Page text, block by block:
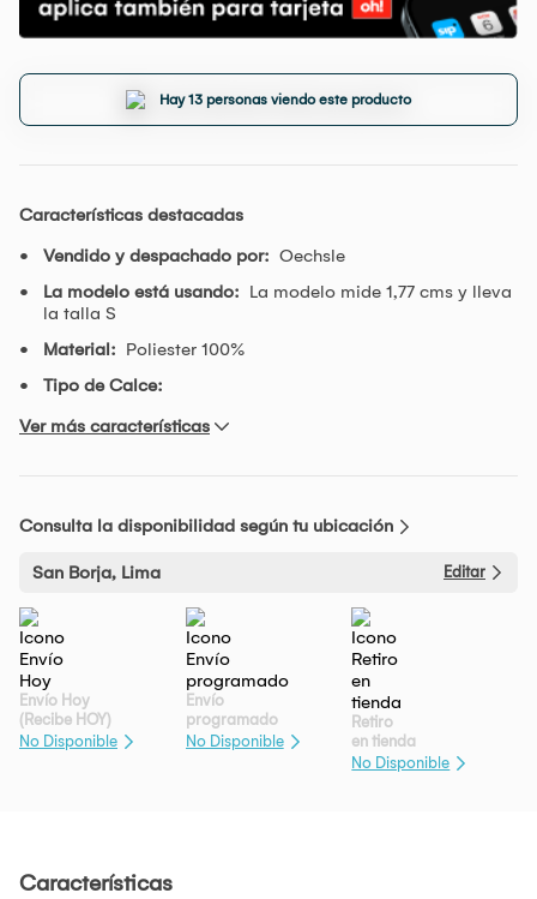
Hay 13 personas viendo este producto
Características destacadas
Vendido y despachado por: Oechsle
La modelo está usando: La modelo mide 1,77 cms y lleva
la talla S
Material: Poliester 100%
Tipo de Calce:
Ver más características
Consulta la disponibilidad según tu ubicación
San Borja, Lima Editar
Envío Hoy
(Recibe HOY)
No Disponible
Envío
programado
No Disponible
Retiro
en tienda
No Disponible
Características